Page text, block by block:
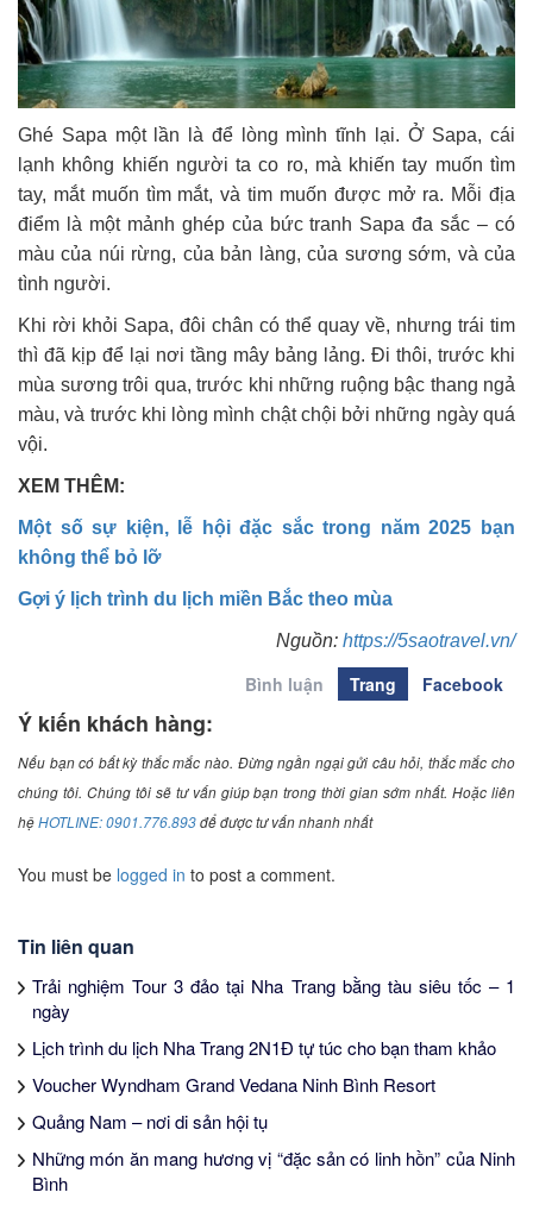
Ghé Sapa một lần là để lòng mình tĩnh lại. Ở Sapa, cái
lạnh không khiến người ta co ro, mà khiến tay muốn tìm
tay, mắt muốn tìm mắt, và tim muốn được mở ra. Mỗi địa
điểm là một mảnh ghép của bức tranh Sapa đa sắc – có
màu của núi rừng, của bản làng, của sương sớm, và của
tình người.
Khi rời khỏi Sapa, đôi chân có thể quay về, nhưng trái tim
thì đã kịp để lại nơi tầng mây bảng lảng. Đi thôi, trước khi
mùa sương trôi qua, trước khi những ruộng bậc thang ngả
màu, và trước khi lòng mình chật chội bởi những ngày quá
vội.
XEM THÊM:
Một số sự kiện, lễ hội đặc sắc trong năm 2025 bạn
không thể bỏ lỡ
Gợi ý lịch trình du lịch miền Bắc theo mùa
Nguồn: https://5saotravel.vn/
Bình luận Trang Facebook
Ý kiến khách hàng:
Nếu bạn có bất kỳ thắc mắc nào. Đừng ngần ngại gửi câu hỏi, thắc mắc cho
chúng tôi. Chúng tôi sẽ tư vấn giúp bạn trong thời gian sớm nhất. Hoặc liên
hệHOTLINE: 0901.776.893để được tư vấn nhanh nhất
You must be logged in to post a comment.
Tin liên quan
Trải nghiệm Tour 3 đảo tại Nha Trang bằng tàu siêu tốc – 1
ngày
Lịch trình du lịch Nha Trang 2N1Đ tự túc cho bạn tham khảo
Voucher Wyndham Grand Vedana Ninh Bình Resort
Quảng Nam – nơi di sản hội tụ
Những món ăn mang hương vị “đặc sản có linh hồn” của Ninh
Bình